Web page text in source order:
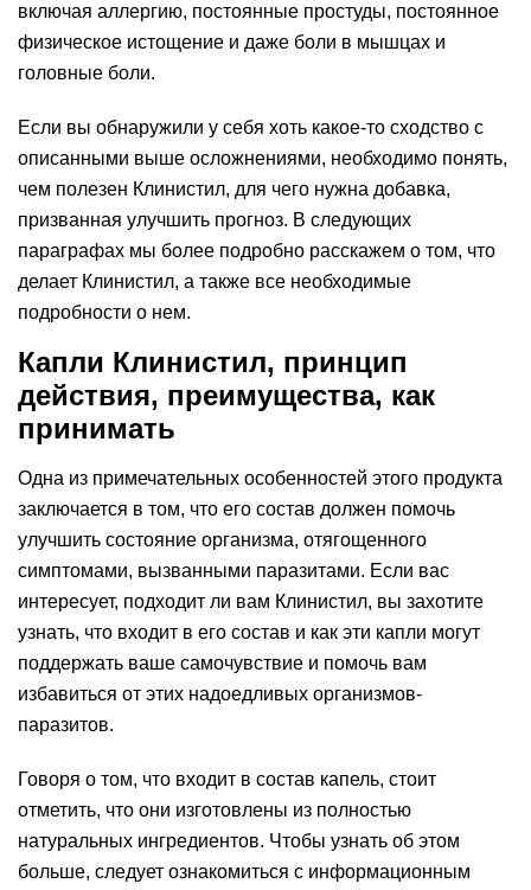
включая аллергию, постоянные простуды, постоянное
физическое истощение и даже боли в мышцах и
головные боли.
Если вы обнаружили у себя хоть какое-то сходство с
описанными выше осложнениями, необходимо понять,
чем полезен Клинистил, для чего нужна добавка,
призванная улучшить прогноз. В следующих
параграфах мы более подробно расскажем о том, что
делает Клинистил, а также все необходимые
подробности о нем.
Капли Клинистил, принцип
действия, преимущества, как
принимать
Одна из примечательных особенностей этого продукта
заключается в том, что его состав должен помочь
улучшить состояние организма, отягощенного
симптомами, вызванными паразитами. Если вас
интересует, подходит ли вам Клинистил, вы захотите
узнать, что входит в его состав и как эти капли могут
поддержать ваше самочувствие и помочь вам
избавиться от этих надоедливых организмов-
паразитов.
Говоря о том, что входит в состав капель, стоит
отметить, что они изготовлены из полностью
натуральных ингредиентов. Чтобы узнать об этом
больше, следует ознакомиться с информационным